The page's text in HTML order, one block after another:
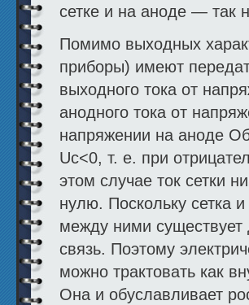
сетке и на аноде — так
Помимо выходных
приборы) имеют
выходного тока от
анодного тока от
напряже­нии на аноде
Uc<0, т. е. при
этом случае ток сетки
нулю. Поскольку сетка
между ними существует
связь. Поэтому
можно трактовать как
Она и обуславливает